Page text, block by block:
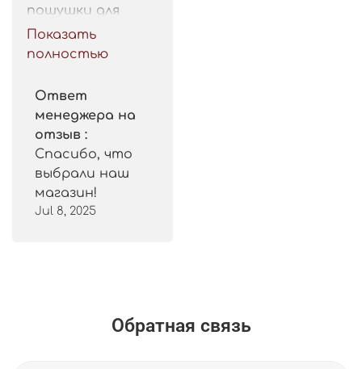
пошушки для
такой цены.
Рекомендую.
Показать
полностью
Ответ
менеджера на
отзыв :
Спасибо, что
выбрали наш
магазин!
Jul 8, 2025
Обратная связь